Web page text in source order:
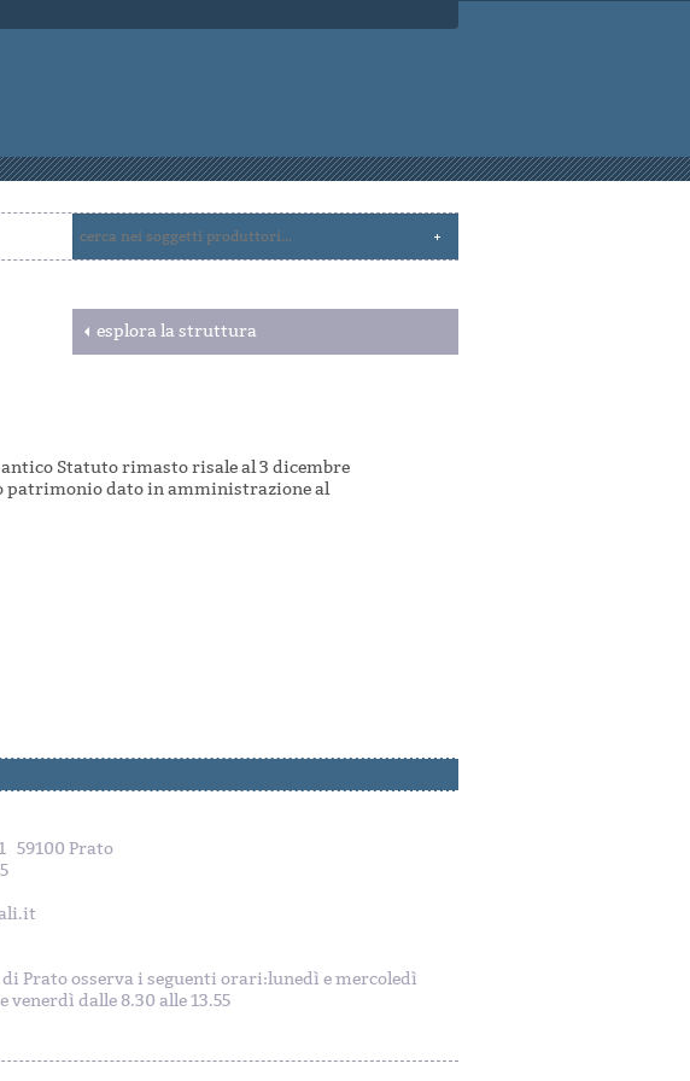
esplora la struttura
Statuto rimasto risale al 3 dicembre
patrimonio dato in amministrazione al
59100 Prato
Prato osserva i seguenti orari:lunedì e mercoledì
venerdì dalle 8.30 alle 13.55